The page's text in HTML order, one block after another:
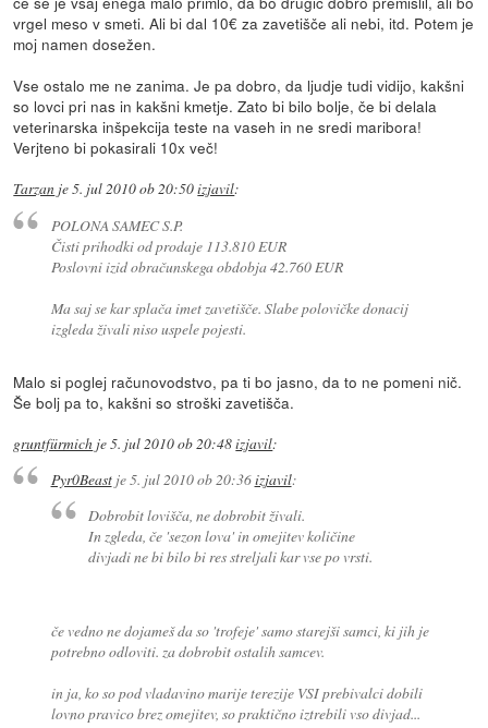
vrgel meso v smeti. Ali bi dal 10€ za zavetišče ali nebi, itd. Potem je
moj namen dosežen.
Vse ostalo me ne zanima. Je pa dobro, da ljudje tudi vidijo, kakšni
so lovci pri nas in kakšni kmetje. Zato bi bilo bolje, če bi delala
veterinarska inšpekcija teste na vaseh in ne sredi maribora!
Verjteno bi pokasirali 10x več!
Tarzan je5. jul 2010 ob 20:50izjavil:
POLONA SAMEC S.P.
Čisti prihodki od prodaje 113.810 EUR
Poslovni izid obračunskega obdobja 42.760 EUR
Ma saj se kar splača imet zavetišče. Slabe polovičke donacij
izgleda živali niso uspele pojesti.
Malo si poglej računovodstvo, pa ti bo jasno, da to ne pomeni nič.
Še bolj pa to, kakšni so stroški zavetišča.
gruntfürmich je5. jul 2010 ob 20:48izjavil:
Pyr0Beastje5. jul 2010 ob 20:36izjavil:
Dobrobit lovišča, ne dobrobit živali.
In zgleda, če 'sezon lova' in omejitev količine
divjadi ne bi bilo bi res streljali kar vse po vrsti.
če vedno ne dojameš da so 'trofeje' samo starejši samci, ki jih je
potrebno odloviti. za dobrobit ostalih samcev.
in ja, ko so pod vladavino marije terezije VSI prebivalci dobili
lovno pravico brez omejitev, so praktično iztrebili vso divjad...